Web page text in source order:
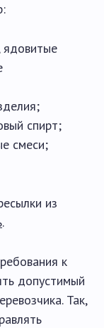
ядовитые
спирт;
смеси;
из
.
к
допустимый
Так,